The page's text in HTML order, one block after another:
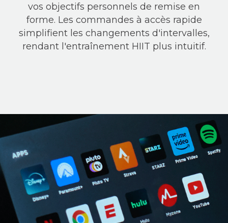
vos objectifs personnels de remise en
forme. Les commandes à accès rapide
simplifient les changements d'intervalles,
rendant l'entraînement HIIT plus intuitif.